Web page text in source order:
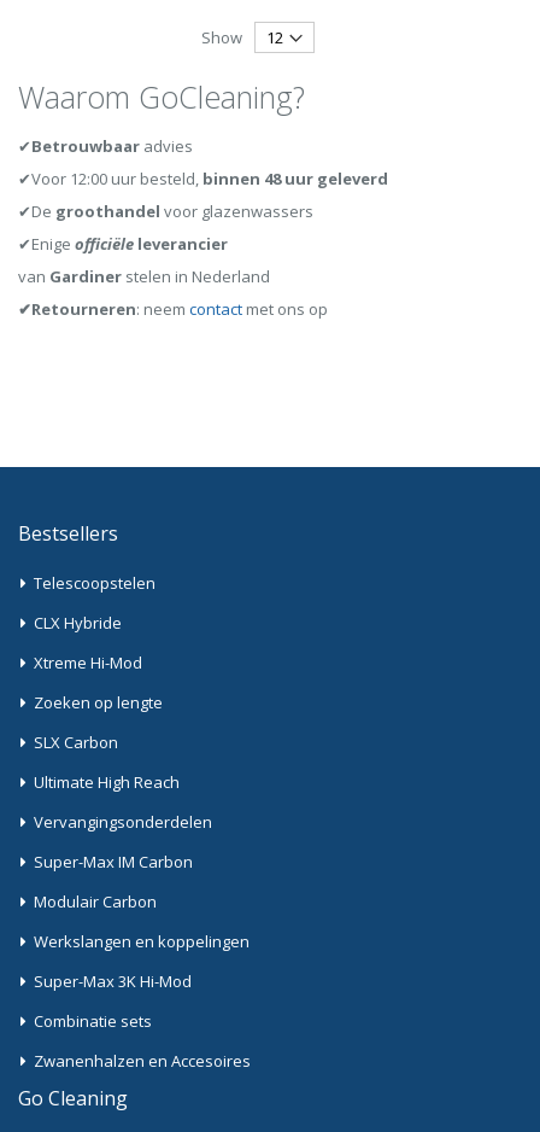
Show
Waarom GoCleaning?
✔Betrouwbaar advies
✔Voor 12:00 uur besteld, binnen 48 uur geleverd
✔De groothandel voor glazenwassers
✔Enige officiële leverancier
van Gardiner stelen in Nederland
✔Retourneren: neem contact met ons op
Bestsellers
Telescoopstelen
CLX Hybride
Xtreme Hi-Mod
Zoeken op lengte
SLX Carbon
Ultimate High Reach
Vervangingsonderdelen
Super-Max IM Carbon
Modulair Carbon
Werkslangen en koppelingen
Super-Max 3K Hi-Mod
Combinatie sets
Zwanenhalzen en Accesoires
Go Cleaning